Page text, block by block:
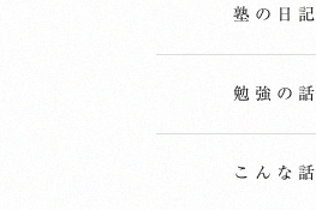
塾の日記
勉強の話
こんな話